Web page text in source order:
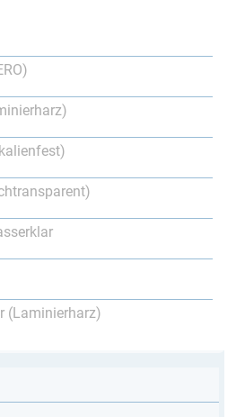
(Laminierharz)